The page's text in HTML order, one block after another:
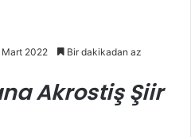
Mart 2022 Bir dakikadan az
Akrostiş Şiir